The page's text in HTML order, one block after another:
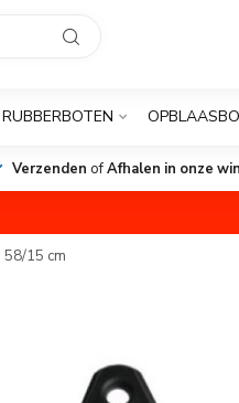
RUBBERBOTEN
Verzenden ofAfhalen in onze
15 cm